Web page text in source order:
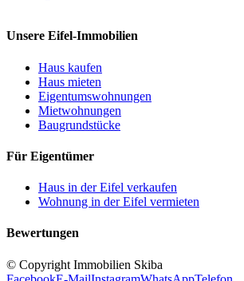
Unsere Eifel-Immobilien
Haus kaufen
Haus mieten
Eigentumswohnungen
Mietwohnungen
Baugrundstücke
Für Eigentümer
Haus in der Eifel verkaufen
Wohnung in der Eifel vermieten
Bewertungen
© Copyright Immobilien Skiba